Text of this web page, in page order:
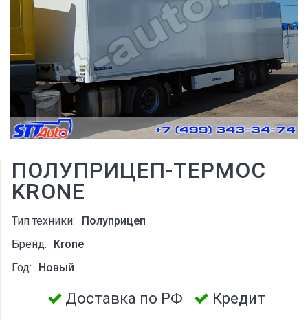
ПОЛУПРИЦЕП-ТЕРМОС
KRONE
Тип техники:
Полуприцеп
Бренд:
Krone
Год:
Новый
Доставка по РФ
Кредит